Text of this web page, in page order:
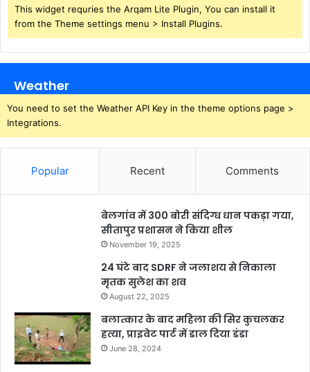
This widget requries the Arqam Lite Plugin, You can install it
from the Theme settings menu > Install Plugins.
Weather
You need to set the Weather API Key in the theme options page >
Integrations.
Popular Recent Comments
बेलगांव में 300 बोरी संदिग्ध धान पकड़ा गया,
सीतापुर प्रशासन ने किया शील
November 19, 2025
24 घंटे बाद SDRF ने जलाशय से निकाला
मृतक सुलेश का शव
August 22, 2025
बलात्कार के बाद महिला की सिर कुचलकर
हत्या, प्राइवेट पार्ट में डाल दिया डंडा
June 28, 2024